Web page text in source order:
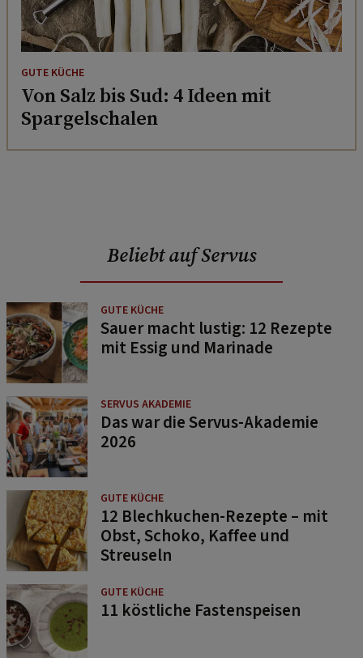
GUTE KÜCHE
Von Salz bis Sud: 4 Ideen mit
Spargelschalen
Beliebt auf Servus
GUTE KÜCHE
Sauer macht lustig: 12 Rezepte
mit Essig und Marinade
SERVUS AKADEMIE
Das war die Servus-Akademie
2026
GUTE KÜCHE
12 Blechkuchen-Rezepte – mit
Obst, Schoko, Kaffee und
Streuseln
GUTE KÜCHE
11 köstliche Fastenspeisen